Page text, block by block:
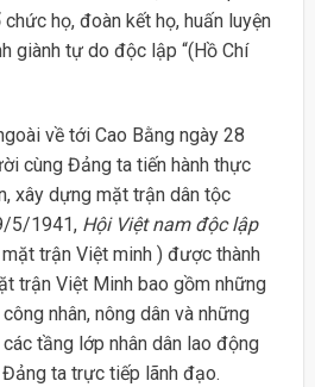
họ, đoàn kết họ, huấn luyện
giành tự do độc lập “(Hồ Chí
về tới Cao Bằng ngày 28
cùng Đảng ta tiến hành thực
xây dựng mặt trận dân tộc
5/1941, Hội Việt nam độc lập
trận Việt minh ) được thành
trận Việt Minh bao gồm những
nhân, nông dân và những
tầng lớp nhân dân lao động
ta trực tiếp lãnh đạo.